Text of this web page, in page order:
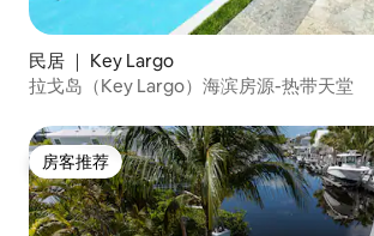
民居 ｜ Key Largo
拉戈岛（Key Largo）海滨房源-热带天堂
房客推荐
房客推荐